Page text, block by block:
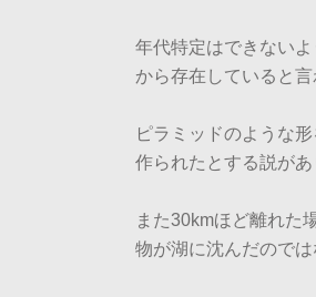
年代特定はできない
から存在していると言
ピラミッドのような
作られたとする説があ
また30kmほど離れた
物が湖に沈んだのでは